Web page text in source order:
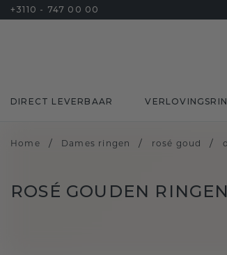
+3110 - 747 00 00
DIRECT LEVERBAAR
Home / Dames ringen / rosé goud /
ROSÉ GOUDEN